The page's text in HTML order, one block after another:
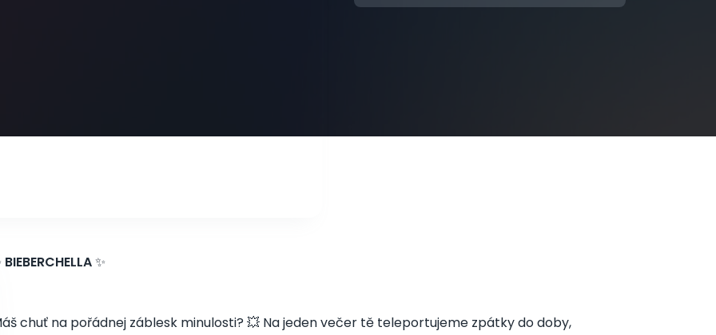
BIEBERCHELLA✨
chuť na pořádnej záblesk minulosti? 💥 Na jeden večer tě teleportujeme zpátky do doby,